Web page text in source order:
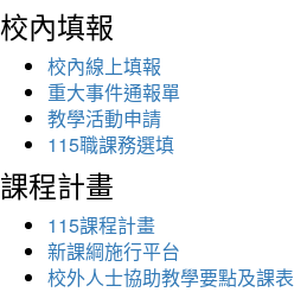
校內填報
校內線上填報
重大事件通報單
教學活動申請
115職課務選填
課程計畫
115課程計畫
新課綱施行平台
校外人士協助教學要點及課表